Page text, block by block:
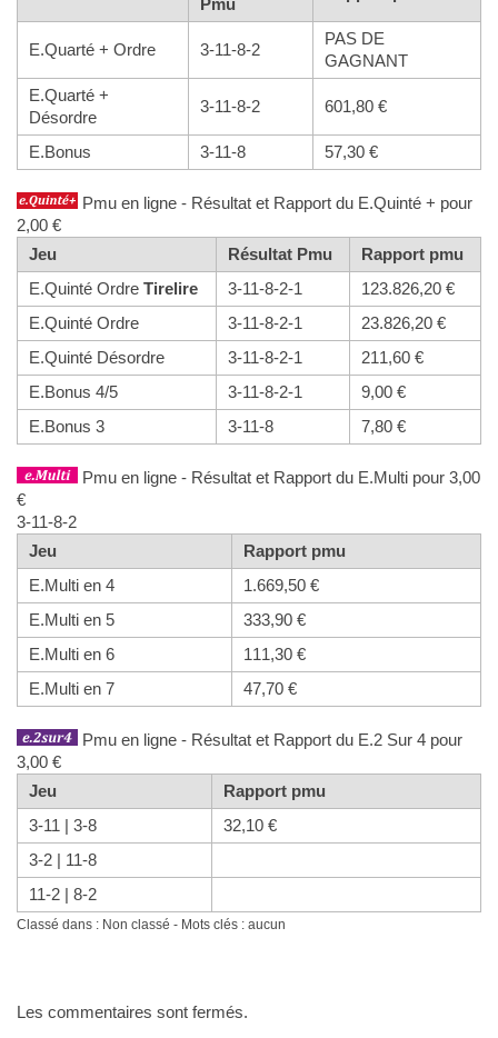
E.Quarté + Ordre 3-11-8-2
PAS DE
GAGNANT
E.Quarté +
Désordre
3-11-8-2 601,80 €
E.Bonus 3-11-8 57,30 €
Pmu en ligne - Résultat et Rapport du E.Quinté + pour
2,00 €
Jeu
Résultat Pmu
Rapport pmu
E.Quinté OrdreTirelire 3-11-8-2-1
123.826,20 €
E.Quinté Ordre
3-11-8-2-1
23.826,20 €
E.Quinté Désordre
3-11-8-2-1
211,60 €
E.Bonus 4/5
3-11-8-2-1
9,00 €
E.Bonus 3
3-11-8 7,80 €
Pmu en ligne - Résultat et Rapport du E.Multi pour 3,00
€
3-11-8-2
Jeu
Rapport pmu
E.Multi en 4
1.669,50 €
E.Multi en 5
333,90 €
E.Multi en 6
111,30 €
E.Multi en 7
47,70 €
Pmu en ligne - Résultat et Rapport du E.2 Sur 4 pour
3,00 €
Jeu
Rapport pmu
3-11 | 3-8
32,10 €
3-2 | 11-8
11-2 | 8-2
Classé dans : Non classé - Mots clés : aucun
Les commentaires sont fermés.